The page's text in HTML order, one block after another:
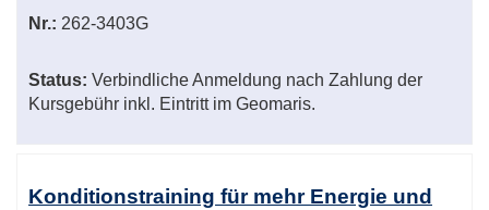
Nr.: 262-3403G
Status: Verbindliche Anmeldung nach Zahlung der
Kursgebühr inkl. Eintritt im Geomaris.
Konditionstraining für mehr Energie und